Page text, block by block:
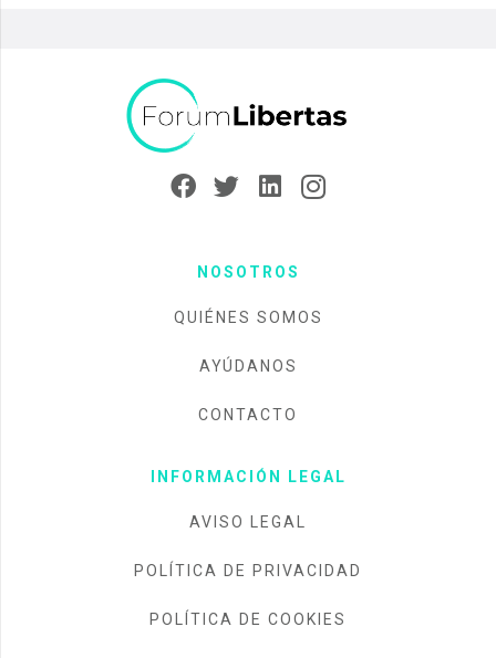
NOSOTROS
QUIÉNES SOMOS
AYÚDANOS
CONTACTO
INFORMACIÓN LEGAL
AVISO LEGAL
POLÍTICA DE PRIVACIDAD
POLÍTICA DE COOKIES